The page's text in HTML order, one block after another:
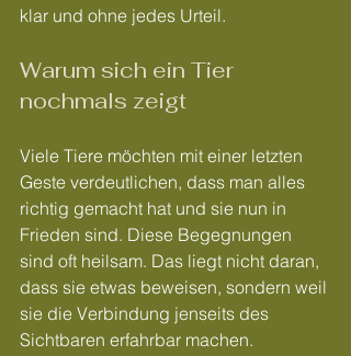
klar und ohne jedes Urteil.
Warum sich ein Tier
nochmals zeigt
Viele Tiere möchten mit einer letzten
Geste verdeutlichen, dass man alles
richtig gemacht hat und sie nun in
Frieden sind. Diese Begegnungen
sind oft heilsam. Das liegt nicht daran,
dass sie etwas beweisen, sondern weil
sie die Verbindung jenseits des
Sichtbaren erfahrbar machen.